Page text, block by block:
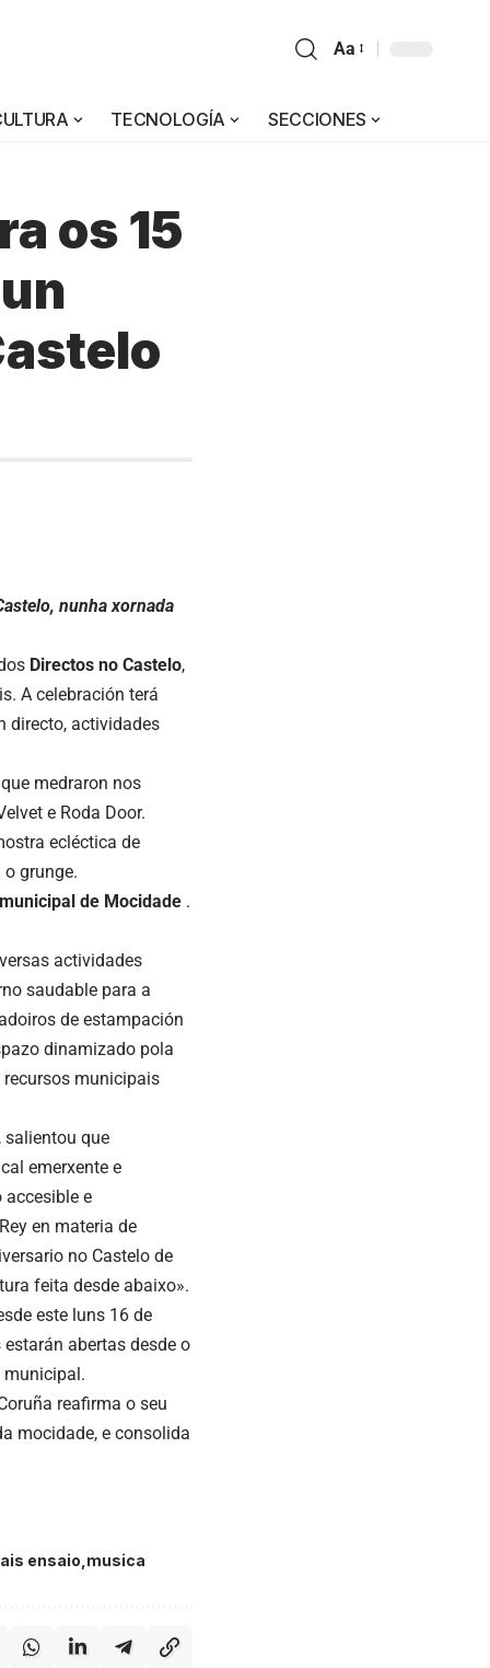
Aa
TECNOLOGÍA SECCIONES
os 15
nunha xornada
Directos no Castelo,
A celebración terá
directo, actividades
medraron nos
e Roda Door.
ecléctica de
grunge.
de Mocidade .
actividades
saudable para a
de estampación
dinamizado pola
municipais
salientou que
emerxente e
accesible e
en materia de
no Castelo de
feita desde abaixo».
este luns 16 de
abertas desde o
municipal.
reafirma o seu
mocidade, e consolida
ensaio musica